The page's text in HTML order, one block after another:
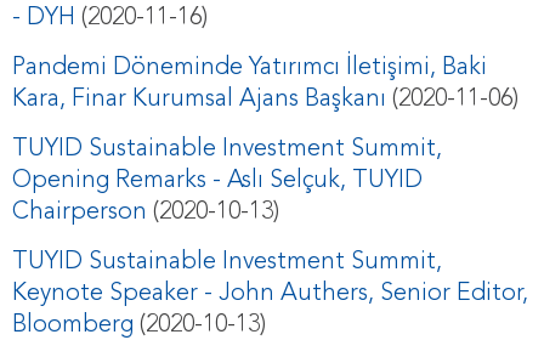
- DYH (2020-11-16)
Pandemi Döneminde Yatırımcı İletişimi, Baki
Kara, Finar Kurumsal Ajans Başkanı (2020-11-06)
TUYID Sustainable Investment Summit,
Opening Remarks - Aslı Selçuk, TUYID
Chairperson (2020-10-13)
TUYID Sustainable Investment Summit,
Keynote Speaker - John Authers, Senior Editor,
Bloomberg (2020-10-13)